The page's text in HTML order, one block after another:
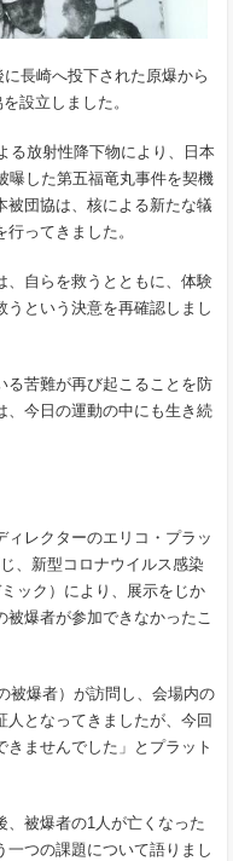
長崎へ投下された原爆から
設立しました。
る放射性降下物により、日本
曝した第五福竜丸事件を契機
被団協は、核による新たな犠
ってきました。
、自らを救うとともに、体験
という決意を再確認しまし
る苦難が再び起こることを防
、今日の運動の中にも生き続
ィレクターのエリコ・プラッ
、新型コロナウイルス感染
ック）により、展示をじか
爆者が参加できなかったこ
被爆者）が訪問し、会場内の
となってきましたが、今回
ませんでした」とプラット
、被爆者の1人が亡くなった
一つの課題について語りまし